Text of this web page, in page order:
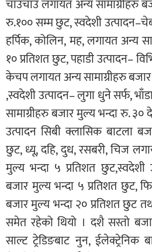
चाउचाउ लगायत अन्य सामाग्रीहरु
रु.१०० सम्म छुट, स्वदेशी
हर्पिक, कोलिन, मह, लगायत अन्य
१० प्रतिशत छुट, पहाडी उत्पादन–
केचप लगायत अन्य सामाग्रीहरु
,स्वदेशी उत्पादन– लुगा धुने सर्फ,
सामाग्रीहरु बजार मुल्य भन्दा रु.
उत्पादन सिबी क्लासिक बाटला
छुट, ध्यू, दहि, दुध, रसबरी, चिज
मुल्य भन्दा ५ प्रतिशत छुट,स्वदेशी
बजार मुल्य भन्दा ५ प्रतिशत छुट,
बजार मुल्य भन्दा २० प्रतिशत छुट
समेत रहेको थियो । दशै सस्तो
साल्ट ट्रेडिङबाट नुन, ईलेक्ट्रेनिक